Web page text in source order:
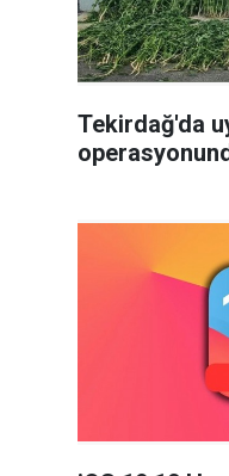
Tekirdağ'da